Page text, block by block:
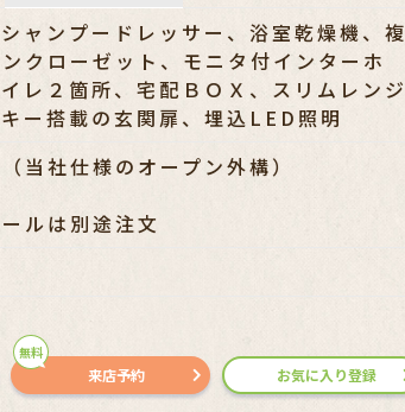
ャンプードレッサー、浴室乾燥機、複
クローゼット、モニタ付インターホ
レ２箇所、宅配ＢＯＸ、スリムレンジ
ー搭載の玄関扉、埋込LED照明
当社仕様のオープン外構）
ルは別途注文
無料
来店予約 お気に入り登録